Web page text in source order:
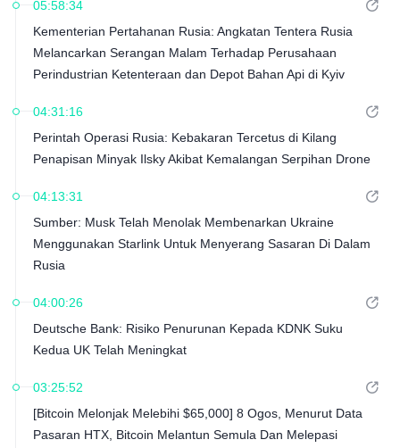
05:58:34
Kementerian Pertahanan Rusia: Angkatan Tentera Rusia
Melancarkan Serangan Malam Terhadap Perusahaan
Perindustrian Ketenteraan dan Depot Bahan Api di Kyiv
04:31:16
Perintah Operasi Rusia: Kebakaran Tercetus di Kilang
Penapisan Minyak Ilsky Akibat Kemalangan Serpihan Drone
04:13:31
Sumber: Musk Telah Menolak Membenarkan Ukraine
Menggunakan Starlink Untuk Menyerang Sasaran Di Dalam
Rusia
04:00:26
Deutsche Bank: Risiko Penurunan Kepada KDNK Suku
Kedua UK Telah Meningkat
03:25:52
[Bitcoin Melonjak Melebihi $65,000] 8 Ogos, Menurut Data
Pasaran HTX, Bitcoin Melantun Semula Dan Melepasi